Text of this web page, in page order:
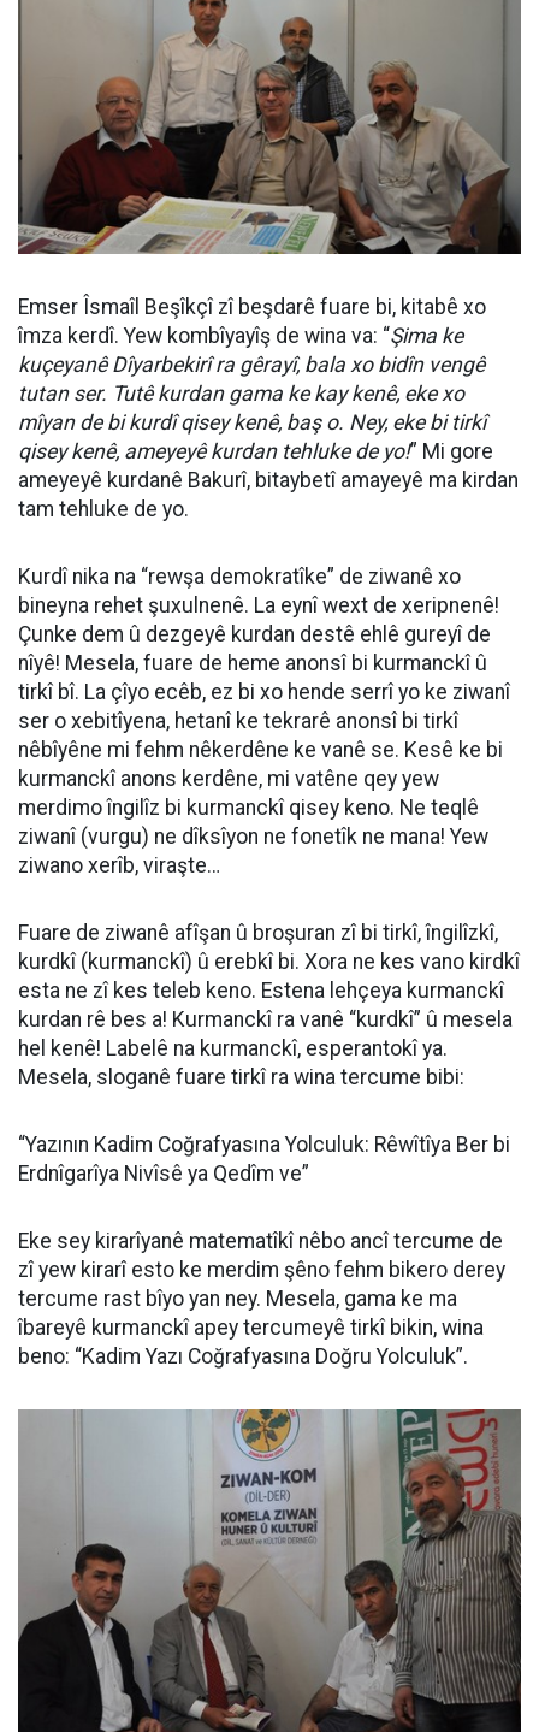
Emser Îsmaîl Beşîkçî zî beşdarê fuare bi, kitabê xo
îmza kerdî. Yew kombîyayîş de wina va: “Şima ke
kuçeyanê Dîyarbekirî ra gêrayî, bala xo bidîn vengê
tutan ser. Tutê kurdan gama ke kay kenê, eke xo
mîyan de bi kurdî qisey kenê, baş o. Ney, eke bi tirkî
qisey kenê, ameyeyê kurdan tehluke de yo!” Mi gore
ameyeyê kurdanê Bakurî, bitaybetî amayeyê ma kirdan
tam tehluke de yo.
Kurdî nika na “rewşa demokratîke” de ziwanê xo
bineyna rehet şuxulnenê. La eynî wext de xeripnenê!
Çunke dem û dezgeyê kurdan destê ehlê gureyî de
nîyê! Mesela, fuare de heme anonsî bi kurmanckî û
tirkî bî. La çîyo ecêb, ez bi xo hende serrî yo ke ziwanî
ser o xebitîyena, hetanî ke tekrarê anonsî bi tirkî
nêbîyêne mi fehm nêkerdêne ke vanê se. Kesê ke bi
kurmanckî anons kerdêne, mi vatêne qey yew
merdimo îngilîz bi kurmanckî qisey keno. Ne teqlê
ziwanî (vurgu) ne dîksîyon ne fonetîk ne mana! Yew
ziwano xerîb, viraşte…
Fuare de ziwanê afîşan û broşuran zî bi tirkî, îngilîzkî,
kurdkî (kurmanckî) û erebkî bi. Xora ne kes vano kirdkî
esta ne zî kes teleb keno. Estena lehçeya kurmanckî
kurdan rê bes a! Kurmanckî ra vanê “kurdkî” û mesela
hel kenê! Labelê na kurmanckî, esperantokî ya.
Mesela, sloganê fuare tirkî ra wina tercume bibi:
“Yazının Kadim Coğrafyasına Yolculuk: Rêwîtîya Ber bi
Erdnîgarîya Nivîsê ya Qedîm ve”
Eke sey kirarîyanê matematîkî nêbo ancî tercume de
zî yew kirarî esto ke merdim şêno fehm bikero derey
tercume rast bîyo yan ney. Mesela, gama ke ma
îbareyê kurmanckî apey tercumeyê tirkî bikin, wina
beno: “Kadim Yazı Coğrafyasına Doğru Yolculuk”.